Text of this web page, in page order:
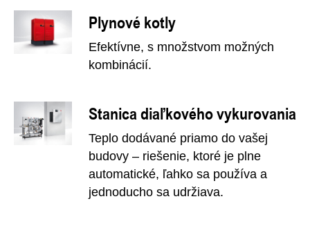
Plynové kotly
Efektívne, s množstvom možných
kombinácií.
Stanica diaľkového vykurovania
Teplo dodávané priamo do vašej
budovy – riešenie, ktoré je plne
automatické, ľahko sa používa a
jednoducho sa udržiava.